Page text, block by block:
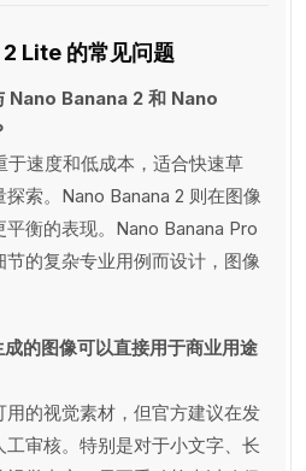
Lite 的常见问题
Nano Banana 2 和 Nano
于速度和低成本，适合快速草
索。Nano Banana 2 则在图像
衡的表现。Nano Banana Pro
的复杂专业用例而设计，图像
的图像可以直接用于商业用途
的视觉素材，但官方建议在发
审核。特别是对于小文字、长